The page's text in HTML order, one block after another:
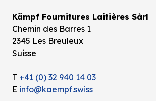
Kämpf Fournitures Laitières Sàrl
Chemin des Barres 1
2345 Les Breuleux
Suisse
T +41 (0) 32 940 14 03
E info@kaempf.swiss